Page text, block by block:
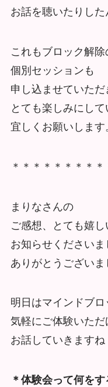
お話を聴いたりした
これもブロック解除
個別セッションも
申し込ませていただ
とても楽しみにして
宜しくお願いします
＊＊＊＊＊＊＊＊＊
まりなさんの
ご感想、とても嬉し
お知らせくださいま
ありがとうございま
明日はマインドブ
気軽にご体験いた
お話していきますね
＊体験会って何をす